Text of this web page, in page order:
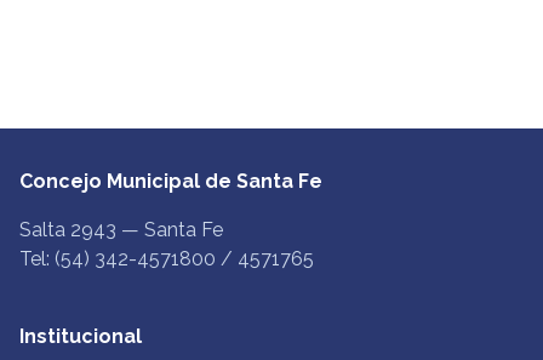
Concejo Municipal de Santa Fe
Salta 2943 — Santa Fe
Tel: (54) 342-4571800 / 4571765
Institucional